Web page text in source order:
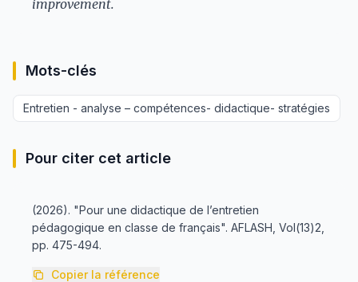
improvement.
Mots-clés
Entretien - analyse – compétences- didactique- stratégies
Pour citer cet article
(2026). "Pour une didactique de l’entretien
pédagogique en classe de français". AFLASH, Vol(13)2,
pp. 475-494.
Copier la référence